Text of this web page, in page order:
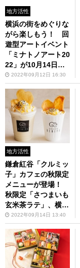
地方活性
横浜の街をめぐりな
がら楽しもう！ 回
遊型アートイベント
「ミナトノアート20
22」が10月14日～3
1日に開催
2022年09月12日 16:30
地方活性
鎌倉紅谷「クルミッ
子」カフェの秋限定
メニューが登場！
秋限定「さつまいも
玄米茶ラテ」、横浜
ハンマーヘッドで販
売中
2022年09月14日 13:40